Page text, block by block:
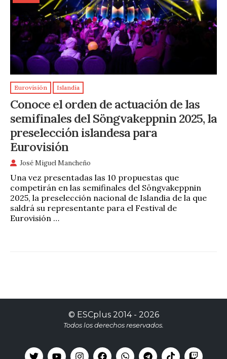
Eurovisión Islandia
Conoce el orden de actuación de las
semifinales del Söngvakeppnin 2025, la
preselección islandesa para
Eurovisión
José Miguel Mancheño
Una vez presentadas las 10 propuestas que
competirán en las semifinales del Söngvakeppnin
2025, la preselección nacional de Islandia de la que
saldrá su representante para el Festival de
Eurovisión …
© ESCplus2014 - 2026
Todos los derechos reservados.